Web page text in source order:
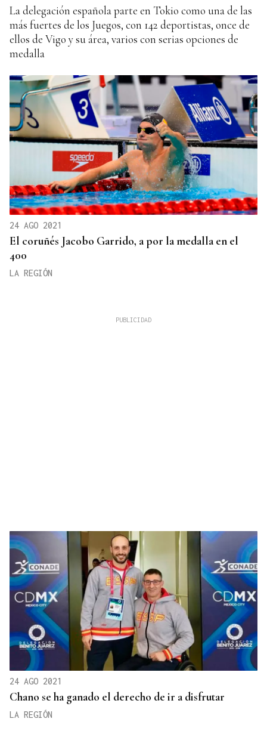
La delegación española parte en Tokio como una de las
más fuertes de los Juegos, con 142 deportistas, once de
ellos de Vigo y su área, varios con serias opciones de
medalla
24 AGO 2021
El coruñés Jacobo Garrido, a por la medalla en el
400
LA REGIÓN
24 AGO 2021
Chano se ha ganado el derecho de ir a disfrutar
LA REGIÓN